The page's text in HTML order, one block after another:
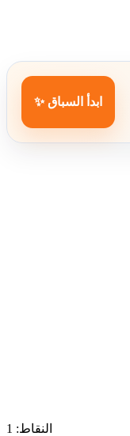
ابدأ السباق ✨
النقاط: 1